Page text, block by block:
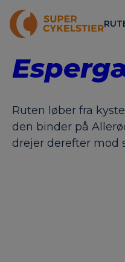
Ruten løber fra
den binder på
drejer derefter mod